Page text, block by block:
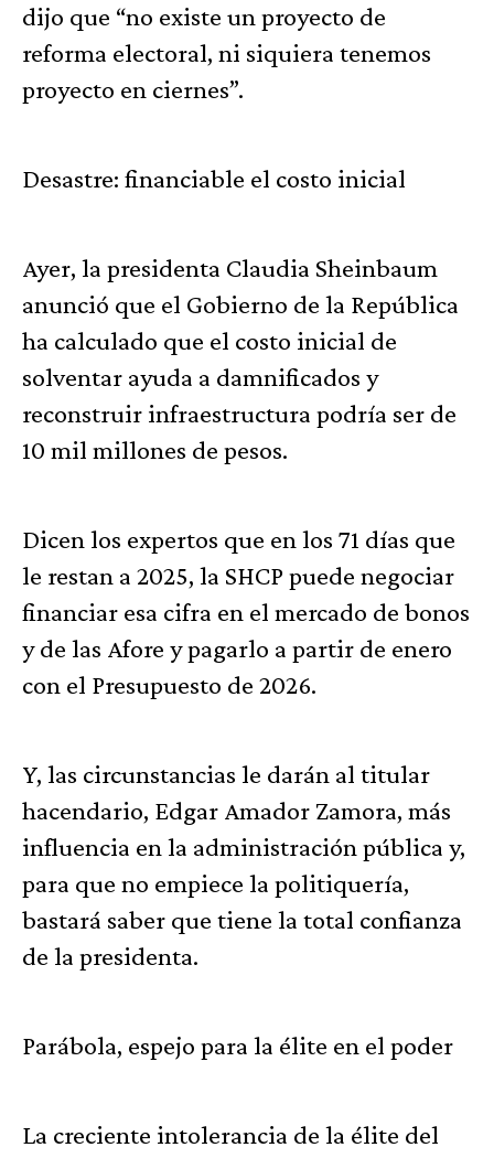
dijo que “no existe un proyecto de
reforma electoral, ni siquiera tenemos
proyecto en ciernes”.
Desastre: financiable el costo inicial
Ayer, la presidenta Claudia Sheinbaum
anunció que el Gobierno de la República
ha calculado que el costo inicial de
solventar ayuda a damnificados y
reconstruir infraestructura podría ser de
10 mil millones de pesos.
Dicen los expertos que en los 71 días que
le restan a 2025, la SHCP puede negociar
financiar esa cifra en el mercado de bonos
y de las Afore y pagarlo a partir de enero
con el Presupuesto de 2026.
Y, las circunstancias le darán al titular
hacendario, Edgar Amador Zamora, más
influencia en la administración pública y,
para que no empiece la politiquería,
bastará saber que tiene la total confianza
de la presidenta.
Parábola, espejo para la élite en el poder
La creciente intolerancia de la élite del